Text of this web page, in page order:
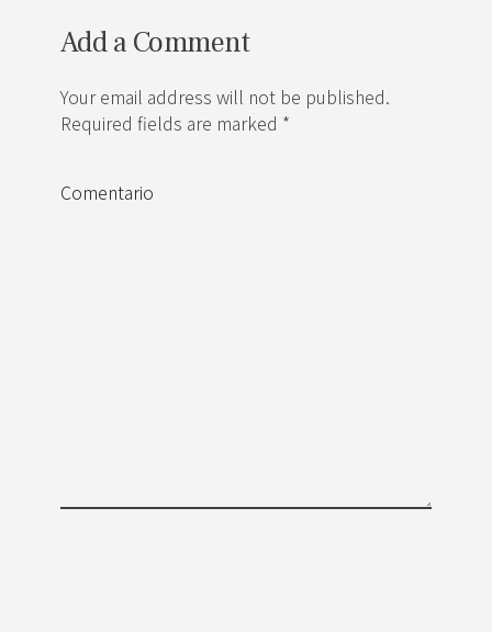
Add a Comment
Your email address will not be published.
Required fields are marked *
Comentario